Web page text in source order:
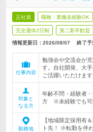
正社員 職種・業種未経験OK
完全週休2日制 第二新卒歓迎
情報更新日：2026/08/07 終了予
仕事内容
勉強会や交流会が
す。自社開発、大
ご活躍いただけます
対象と
なる方
年齢不問・経験者
方 ※未経験でも可
勤務地
【地域限定採用有
ト先！ ※転勤を伴